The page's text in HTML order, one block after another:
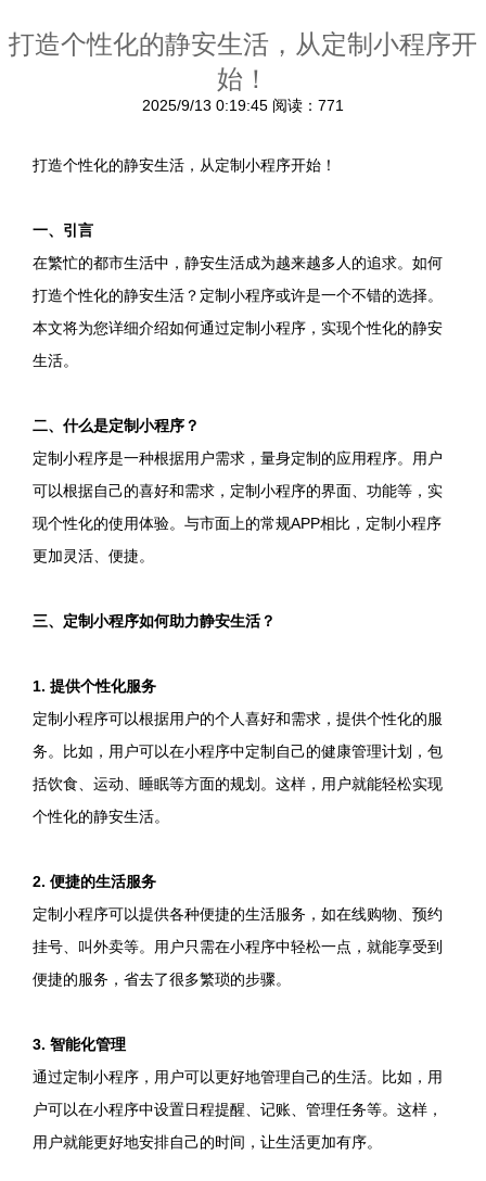
打造个性化的静安生活，从定制小程序开
始！
2025/9/13 0:19:45 阅读：771
打造个性化的静安生活，从定制小程序开始！
一、引言
在繁忙的都市生活中，静安生活成为越来越多人的追求。如何
打造个性化的静安生活？定制小程序或许是一个不错的选择。
本文将为您详细介绍如何通过定制小程序，实现个性化的静安
生活。
二、什么是定制小程序？
定制小程序是一种根据用户需求，量身定制的应用程序。用户
可以根据自己的喜好和需求，定制小程序的界面、功能等，实
现个性化的使用体验。与市面上的常规APP相比，定制小程序
更加灵活、便捷。
三、定制小程序如何助力静安生活？
1. 提供个性化服务
定制小程序可以根据用户的个人喜好和需求，提供个性化的服
务。比如，用户可以在小程序中定制自己的健康管理计划，包
括饮食、运动、睡眠等方面的规划。这样，用户就能轻松实现
个性化的静安生活。
2. 便捷的生活服务
定制小程序可以提供各种便捷的生活服务，如在线购物、预约
挂号、叫外卖等。用户只需在小程序中轻松一点，就能享受到
便捷的服务，省去了很多繁琐的步骤。
3. 智能化管理
通过定制小程序，用户可以更好地管理自己的生活。比如，用
户可以在小程序中设置日程提醒、记账、管理任务等。这样，
用户就能更好地安排自己的时间，让生活更加有序。